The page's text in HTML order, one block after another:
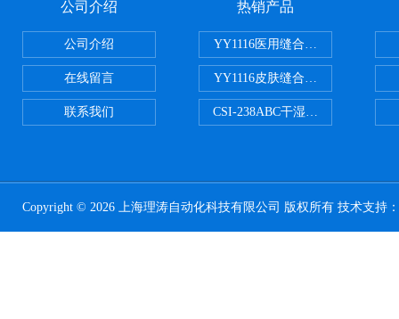
公司介绍
公司介绍
在线留言
联系我们
热销产品
YY1116医用缝合线线径试验仪
YY1116皮肤缝合线线径测量仪
CSI-238ABC干湿电动摩擦色牢度
Copyright © 2026 上海理涛自动化科技有限公司 版权所有 技术支持：